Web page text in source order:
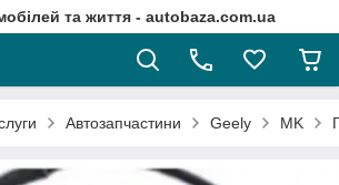
та життя - autobaza.com.ua
Автозапчастини Geely MK